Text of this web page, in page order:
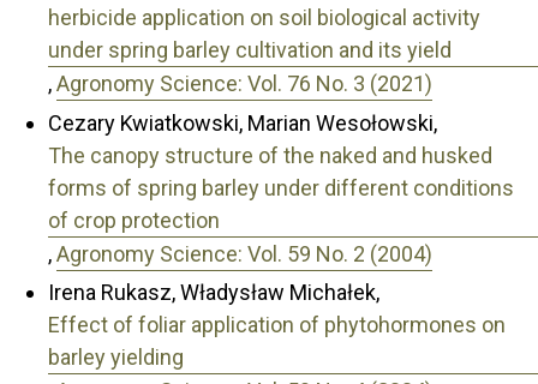
herbicide application on soil biological activity
under spring barley cultivation and its yield
,Agronomy Science: Vol. 76 No. 3 (2021)
Cezary Kwiatkowski, Marian Wesołowski,
The canopy structure of the naked and husked
forms of spring barley under different conditions
of crop protection
,Agronomy Science: Vol. 59 No. 2 (2004)
Irena Rukasz, Władysław Michałek,
Effect of foliar application of phytohormones on
barley yielding